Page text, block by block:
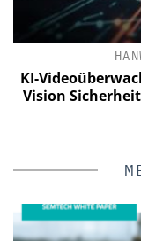
KI-
Vision